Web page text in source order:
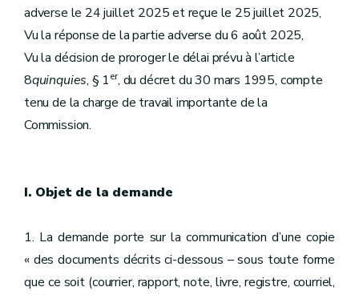
adverse le 24 juillet 2025 et reçue le 25 juillet 2025,
Vu la réponse de la partie adverse du 6 août 2025,
Vu la décision de proroger le délai prévu à l’article
8quinquies, § 1er, du décret du 30 mars 1995, compte
tenu de la charge de travail importante de la
Commission.
I. Objet de la demande
1. La demande porte sur la communication d’une copie
« des documents décrits ci-dessous – sous toute forme
que ce soit (courrier, rapport, note, livre, registre, courriel,